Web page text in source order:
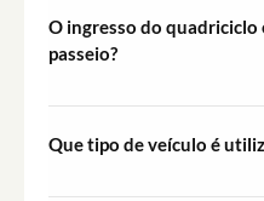
público em geral, embora
O ingresso do
passeio?
sem custo adicional.
Que tipo de veículo é